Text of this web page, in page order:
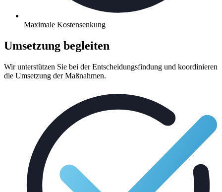
Maximale Kostensenkung
Umsetzung begleiten
Wir unterstützen Sie bei der Entscheidungsfindung und koordinieren
die Umsetzung der Maßnahmen.